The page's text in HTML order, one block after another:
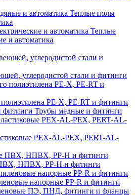
Теплые полы
Теплые
и автоматика
углеродистой стали и фитинги
PE-X, PE-RT и фитинги
Трубы медные и фитинги
PEX-AL-PEX, PERT-AL-
НПВХ, PP-H и фитинги
напорные PP-R и фитинги